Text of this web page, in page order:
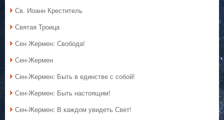
Св. Иоанн Креститель
Святая Троица
Сен Жермен: Свобода!
Сен-Жермен
Сен-Жермен: Быть в единстве с собой!
Сен-Жермен: Быть настоящим!
Сен-Жермен: В каждом увидеть Свет!